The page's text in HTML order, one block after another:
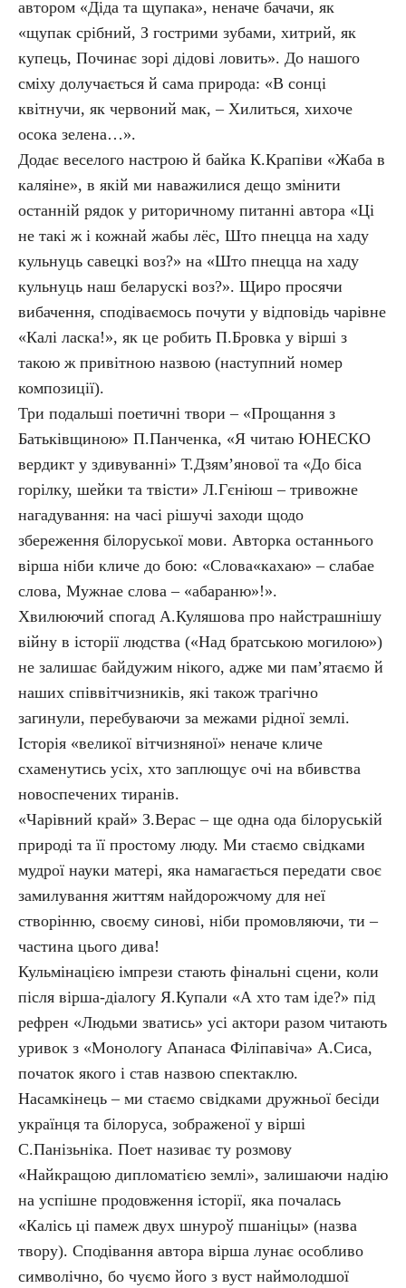
автором «Діда та щупака», неначе бачачи, як
«щупак срібний, З гострими зубами, хитрий, як
купець, Починає зорі дідові ловить». До нашого
сміху долучається й сама природа: «В сонці
квітнучи, як червоний мак, – Хилиться, хихоче
осока зелена…».
Додає веселого настрою й байка К.Крапіви «Жаба в
каляіне», в якій ми наважилися дещо змінити
останній рядок у риторичному питанні автора «Ці
не такі ж і кожнай жабы лёс, Што пнецца на хаду
кульнуць савецкі воз?» на «Што пнецца на хаду
кульнуць наш беларускі воз?». Щиро просячи
вибачення, сподіваємось почути у відповідь чарівне
«Калі ласка!», як це робить П.Бровка у вірші з
такою ж привітною назвою (наступний номер
композиції).
Три подальші поетичні твори – «Прощання з
Батьківщиною» П.Панченка, «Я читаю ЮНЕСКО
вердикт у здивуванні» Т.Дзям’янової та «До біса
горілку, шейки та твісти» Л.Гєніюш – тривожне
нагадування: на часі рішучі заходи щодо
збереження білоруської мови. Авторка останнього
вірша ніби кличе до бою: «Слова«кахаю» – слабае
слова, Мужнае слова – «абараню»!».
Хвилюючий спогад А.Куляшова про найстрашнішу
війну в історії людства («Над братською могилою»)
не залишає байдужим нікого, адже ми пам’ятаємо й
наших співвітчизників, які також трагічно
загинули, перебуваючи за межами рідної землі.
Історія «великої вітчизняної» неначе кличе
схаменутись усіх, хто заплющує очі на вбивства
новоспечених тиранів.
«Чарівний край» З.Верас – ще одна ода білоруській
природі та її простому люду. Ми стаємо свідками
мудрої науки матері, яка намагається передати своє
замилування життям найдорожчому для неї
створінню, своєму синові, ніби промовляючи, ти –
частина цього дива!
Кульмінацією імпрези стають фінальні сцени, коли
після вірша-діалогу Я.Купали «А хто там іде?» під
рефрен «Людьми зватись» усі актори разом читають
уривок з «Монологу Апанаса Філіпавіча» А.Сиса,
початок якого і став назвою спектаклю.
Насамкінець – ми стаємо свідками дружньої бесіди
українця та білоруса, зображеної у вірші
С.Панізьніка. Поет називає ту розмову
«Найкращою дипломатією землі», залишаючи надію
на успішне продовження історії, яка почалась
«Калісь ці памеж двух шнуроў пшаніцы» (назва
твору). Сподівання автора вірша лунає особливо
символічно, бо чуємо його з вуст наймолодшої